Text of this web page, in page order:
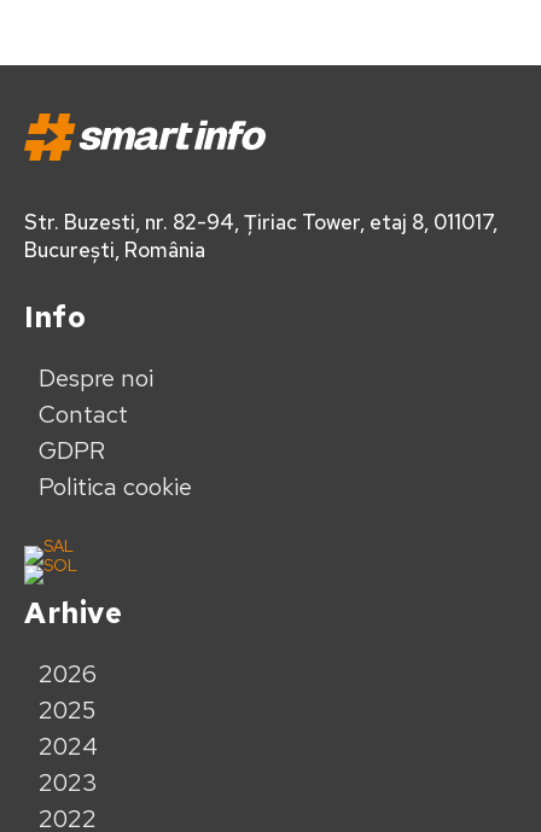
Str. Buzesti, nr. 82-94, Țiriac Tower, etaj 8, 011017,
București, România
Info
Despre noi
Contact
GDPR
Politica cookie
Arhive
2026
2025
2024
2023
2022